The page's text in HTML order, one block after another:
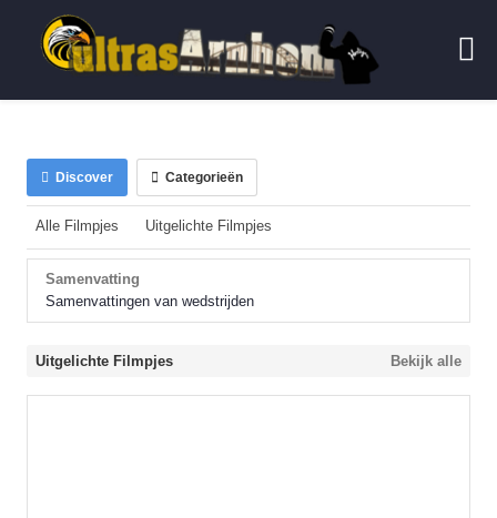
Discover Categorieën
Alle Filmpjes Uitgelichte Filmpjes
Samenvatting
Samenvattingen van wedstrijden
Uitgelichte Filmpjes Bekijk alle